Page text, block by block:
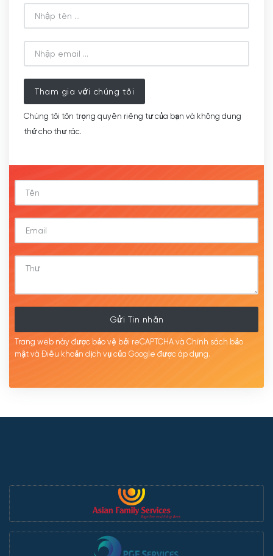
Tham gia với chúng tôi
Chúng tôi tôn trọng quyền riêng tư của bạn và không dung
thứ cho thư rác.
Gửi Tin nhắn
Trang web này được bảo vệ bởi reCAPTCHA và Chính sách bảo
mật và Điều khoản dịch vụ của Google được áp dụng.